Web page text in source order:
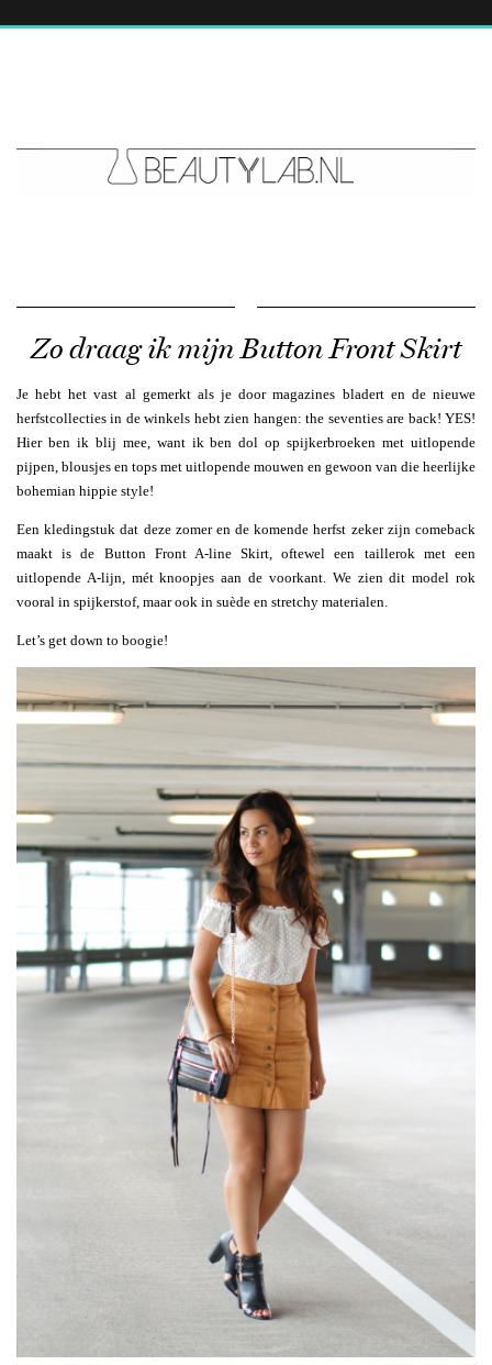
Zo draag ik mijn Button Front Skirt
Je hebt het vast al gemerkt als je door magazines bladert en de nieuwe
herfstcollecties in de winkels hebt zien hangen: the seventies are back! YES!
Hier ben ik blij mee, want ik ben dol op spijkerbroeken met uitlopende
pijpen, blousjes en tops met uitlopende mouwen en gewoon van die heerlijke
bohemian hippie style!
Een kledingstuk dat deze zomer en de komende herfst zeker zijn comeback
maakt is de Button Front A-line Skirt, oftewel een taillerok met een
uitlopende A-lijn, mét knoopjes aan de voorkant. We zien dit model rok
vooral in spijkerstof, maar ook in suède en stretchy materialen.
Let’s get down to boogie!